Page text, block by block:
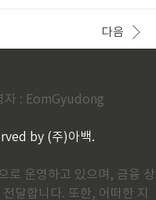
다.(단, 6
확인하시고
환급금은
실시기업
1. 실시기업
등 기업 사
다음
자 : EomGyudong
by (주)아백.
로 운영하고 있으며, 금융 상
달합니다. 또한, 어떠한 지